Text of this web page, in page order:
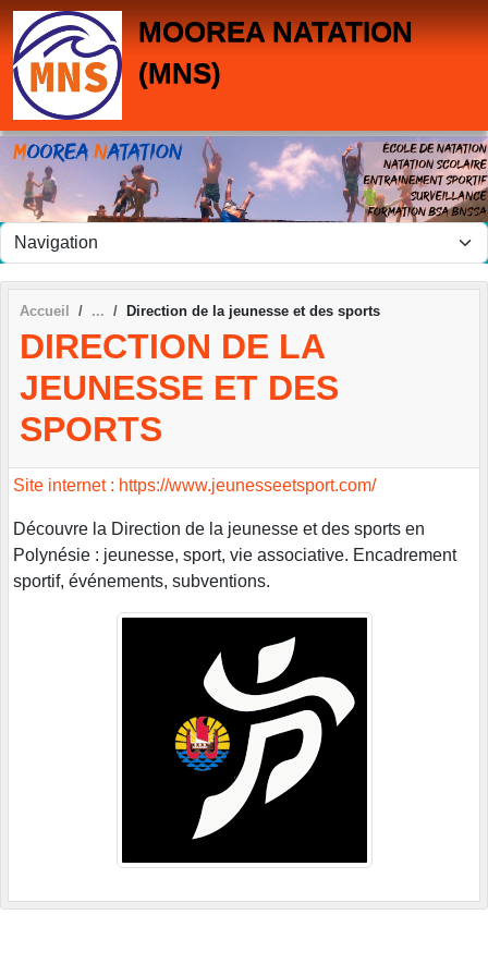
MOOREA NATATION
(MNS)
Accueil Direction de la jeunesse et des sports
DIRECTION DE LA
JEUNESSE ET DES
SPORTS
Site internet : https://www.jeunesseetsport.com/
Découvre la Direction de la jeunesse et des sports en
Polynésie : jeunesse, sport, vie associative. Encadrement
sportif, événements, subventions.
Panneau de gestion des cookies